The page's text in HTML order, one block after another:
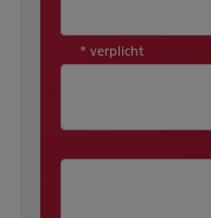
* verplicht